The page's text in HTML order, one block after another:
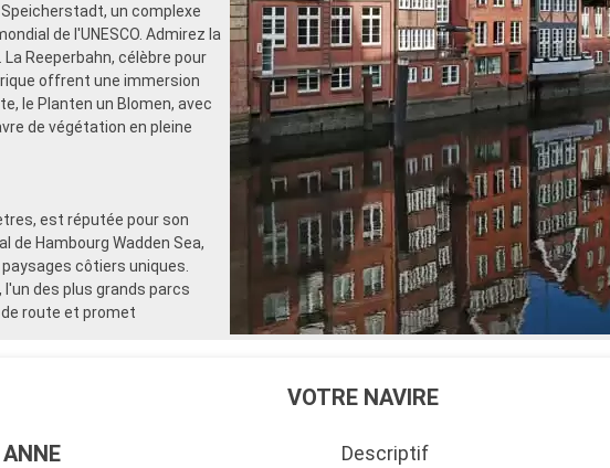
un complexe
de l'UNESCO. Admirez la
Reeperbahn, célèbre pour
offrent une immersion
le Planten un Blomen, avec
de végétation en pleine
est réputée pour son
de Hambourg Wadden Sea,
côtiers uniques.
l'un des plus grands parcs
route et promet
VOTRE NAVIRE
Descriptif